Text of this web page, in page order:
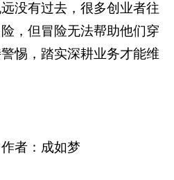
没有过去，很多创业者往
，但冒险无法帮助他们穿
惕，踏实深耕业务才能维
作者：成如梦